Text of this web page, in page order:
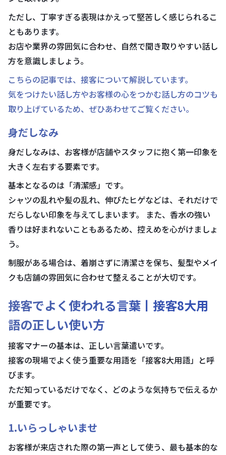
ただし、丁寧すぎる表現はかえって堅苦しく感じられるこ
ともあります。
お店や業界の雰囲気に合わせ、自然で聞き取りやすい話し
方を意識しましょう。
こちらの記事では、接客について解説しています。
気をつけたい話し方やお客様の心をつかむ話し方のコツも
取り上げているため、ぜひあわせてご覧ください。
身だしなみ
身だしなみは、お客様が店舗やスタッフに抱く第一印象を
大きく左右する要素です。
基本となるのは「清潔感」です。
シャツの乱れや髪の乱れ、伸びたヒゲなどは、それだけで
だらしない印象を与えてしまいます。 また、香水の強い
香りは好まれないこともあるため、控えめを心がけましょ
う。
制服がある場合は、着崩さずに清潔さを保ち、髪型やメイ
クも店舗の雰囲気に合わせて整えることが大切です。
接客でよく使われる言葉丨接客8大用
語の正しい使い方
接客マナーの基本は、正しい言葉遣いです。
接客の現場でよく使う重要な用語を「接客8大用語」と呼
びます。
ただ知っているだけでなく、どのような気持ちで伝えるか
が重要です。
1.いらっしゃいませ
お客様が来店された際の第一声として使う、最も基本的な